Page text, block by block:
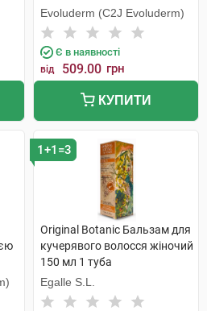
олією 500 мл 1 банка
Evoluderm (C2J Evoluderm)
Є в наявності
від 509.00 грн
КУПИТИ
1+1=3
Original Botanic Бальзам для
кучерявого волосся жіночий
150 мл 1 туба
Egalle S.L.